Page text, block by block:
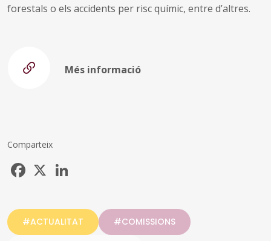
forestals o els accidents per risc químic, entre d’altres.
Més informació
Comparteix
Facebook
#ACTUALITAT #COMISSIONS